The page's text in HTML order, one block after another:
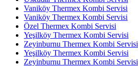
Vaniköy Thermex Kombi Servisi
Vaniköy Thermex Kombi Servisi
Özel Thermex Kombi Servisi
Yeşilköy Thermex Kombi Servisi
Zeyinburnu Thermex Kombi Servisi
Yeşilköy Thermex Kombi Servisi
Zeyinburnu Thermex Kombi Servisi